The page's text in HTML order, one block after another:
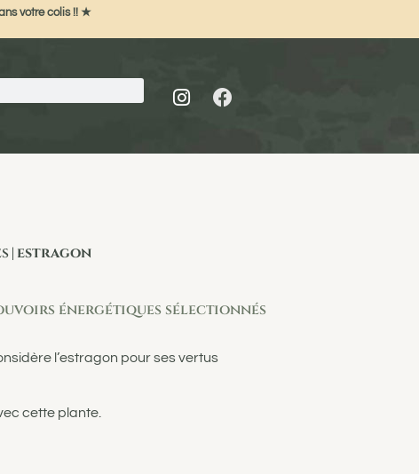
votre colis !! ★
estragon
énergétiques sélectionnés
l’estragon pour ses vertus
cette plante.